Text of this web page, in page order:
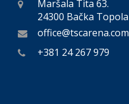
Maršala Tita 63.
24300 Bačka Topola
office@tscarena.com
+381 24 267 979